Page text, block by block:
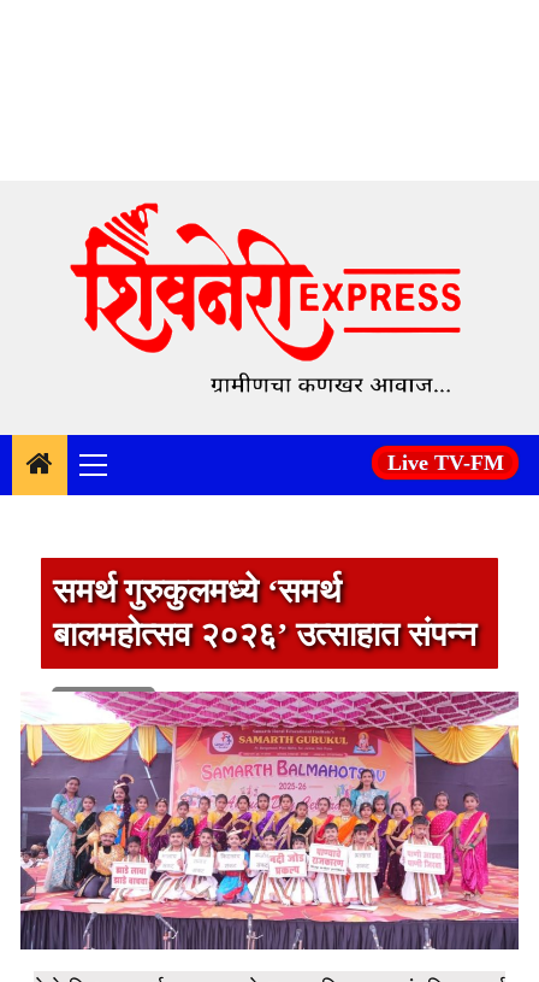
content
Primary
Menu
Live TV-FM
समर्थ गुरुकुलमध्ये ‘समर्थ
बालमहोत्सव २०२६’ उत्साहात संपन्न
1 min read